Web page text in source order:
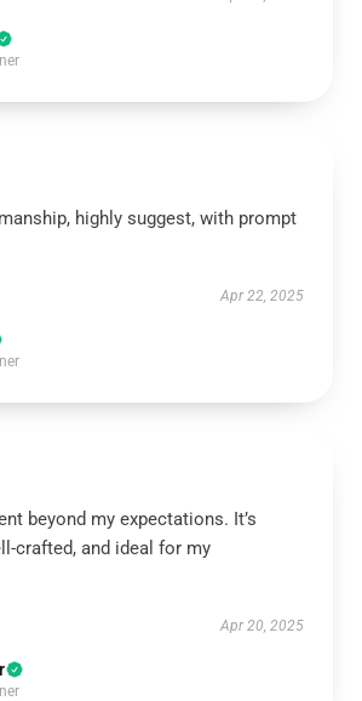
highly suggest, with prompt
Apr 22, 2025
beyond my expectations. It’s
crafted, and ideal for my
Apr 20, 2025